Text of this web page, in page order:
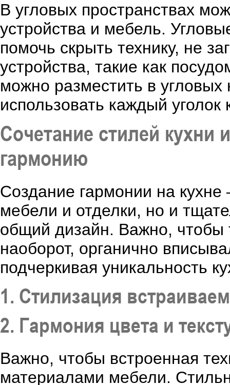
В угловых пространствах
устройства и мебель.
помочь скрыть технику, не
устройства, такие как
можно разместить в
использовать каждый уголок
Сочетание стилей кухни
гармонию
Создание гармонии на
мебели и отделки, но и
общий дизайн. Важно, чтобы
наоборот, органично
подчеркивая уникальность
1. Стилизация
2. Гармония цвета и
Важно, чтобы встроенная
материалами мебели.